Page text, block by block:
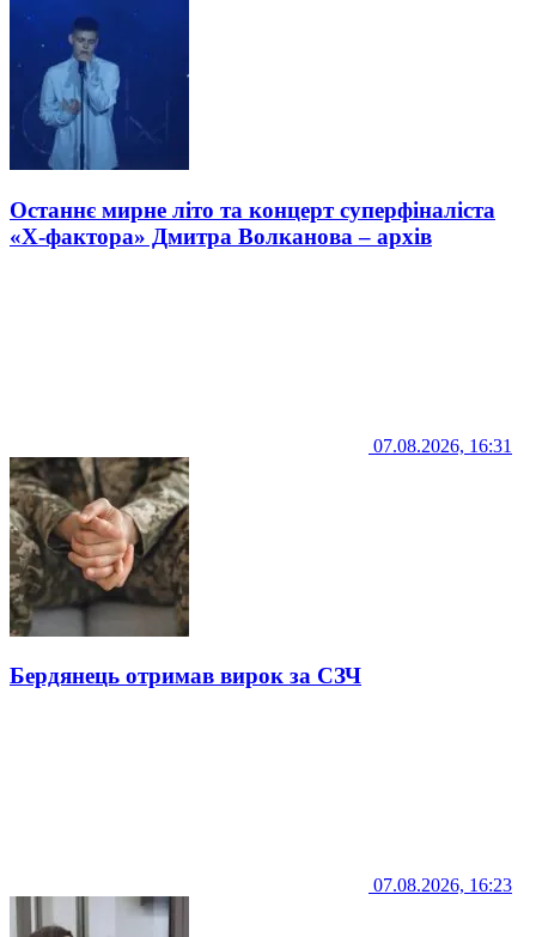
Останнє мирне літо та концерт суперфіналіста
«Х-фактора» Дмитра Волканова – архів
07.08.2026, 16:31
Бердянець отримав вирок за СЗЧ
07.08.2026, 16:23